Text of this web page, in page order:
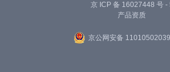
京 ICP 备 16027448 号 -
产品资质
京公网安备